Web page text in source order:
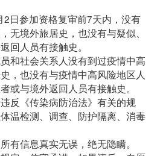
日参加资格复审前7天内，没有
无境外旅居史，也没有与疑似、
回人员有接触史。
和社会关系人没有到过疫情中高
，也没有与疫情中高风险地区人
或与境外返回人员有接触史。
反《传染病防治法》有关的规
温检测、调查、防护隔离、消毒
有信息真实无误，绝无隐瞒。